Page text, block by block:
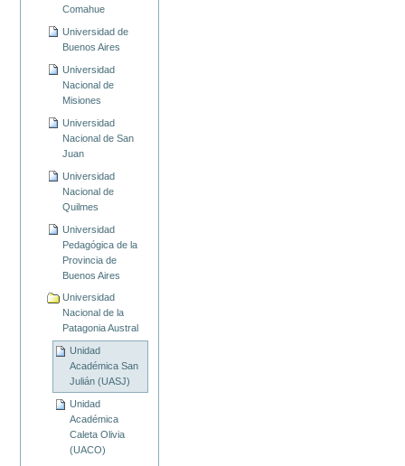
Comahue
Universidad de
Buenos Aires
Universidad
Nacional de
Misiones
Universidad
Nacional de San
Juan
Universidad
Nacional de
Quilmes
Universidad
Pedagógica de la
Provincia de
Buenos Aires
Universidad
Nacional de la
Patagonia Austral
Unidad
Académica San
Julián (UASJ)
Unidad
Académica
Caleta Olivia
(UACO)